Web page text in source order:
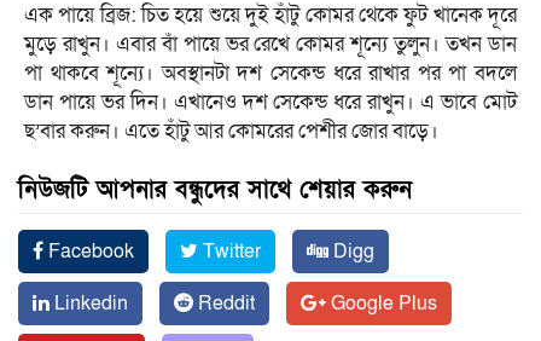
এক পায়ে ব্রিজ: চিত হয়ে শুয়ে দুই হাঁটু কোমর থেকে ফুট খানেক দূরে
মুড়ে রাখুন। এবার বাঁ পায়ে ভর রেখে কোমর শূন্যে তুলুন। তখন ডান
পা থাকবে শূন্যে। অবস্থানটা দশ সেকেন্ড ধরে রাখার পর পা বদলে
ডান পায়ে ভর দিন। এখানেও দশ সেকেন্ড ধরে রাখুন। এ ভাবে মোট
ছ’বার করুন। এতে হাঁটু আর কোমরের পেশীর জোর বাড়ে।
নিউজটি আপনার বন্ধুদের সাথে শেয়ার করুন
Facebook Twitter
Digg
Linkedin
Reddit
Google Plus